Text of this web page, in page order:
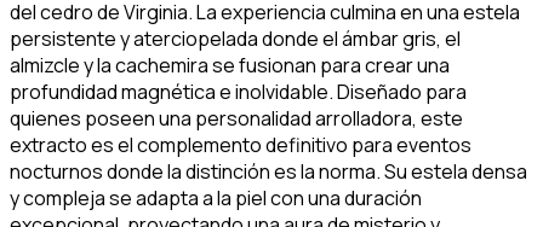
del cedro de Virginia. La experiencia culmina en una estela
persistente y aterciopelada donde el ámbar gris, el
almizcle y la cachemira se fusionan para crear una
profundidad magnética e inolvidable. Diseñado para
quienes poseen una personalidad arrolladora, este
extracto es el complemento definitivo para eventos
nocturnos donde la distinción es la norma. Su estela densa
y compleja se adapta a la piel con una duración